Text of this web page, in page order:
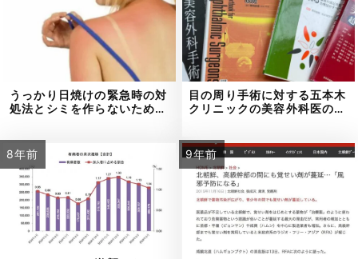
うっかり日焼けの緊急時の対
処法とシミを作らないため…
目の周り手術に対する五本木
クリニックの美容外科医の…
8年前 9年前